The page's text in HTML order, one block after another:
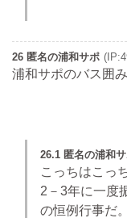
26 匿名の浦和サポ
浦和サポのバス囲
26.1 匿名の浦和
こっちはこっ
2－3年に一度
の恒例行事だ。